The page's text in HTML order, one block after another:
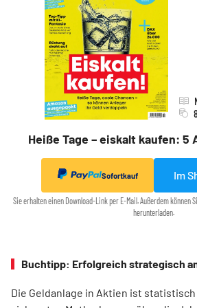
Heiße Tage – eiskalt kaufen: 5
Sofortkauf Im
Sie erhalten einen Download-Link per E-Mail. Außerdem können
herunterladen.
Buchtipp: Erfolgreich strategisch
Die Geldanlage in Aktien ist